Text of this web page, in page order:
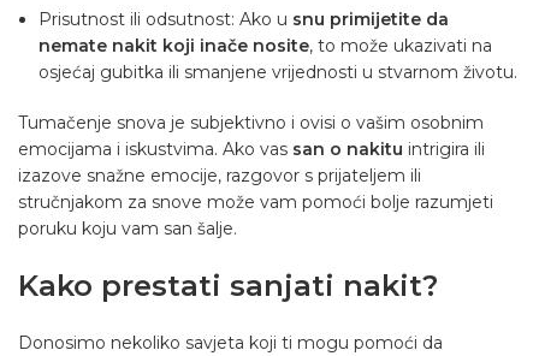
Prisutnost ili odsutnost: Ako u snu primijetite da
nemate nakit koji inače nosite, to može ukazivati na
osjećaj gubitka ili smanjene vrijednosti u stvarnom životu.
Tumačenje snova je subjektivno i ovisi o vašim osobnim
emocijama i iskustvima. Ako vas san o nakitu intrigira ili
izazove snažne emocije, razgovor s prijateljem ili
stručnjakom za snove može vam pomoći bolje razumjeti
poruku koju vam san šalje.
Kako prestati sanjati nakit?
Donosimo nekoliko savjeta koji ti mogu pomoći da